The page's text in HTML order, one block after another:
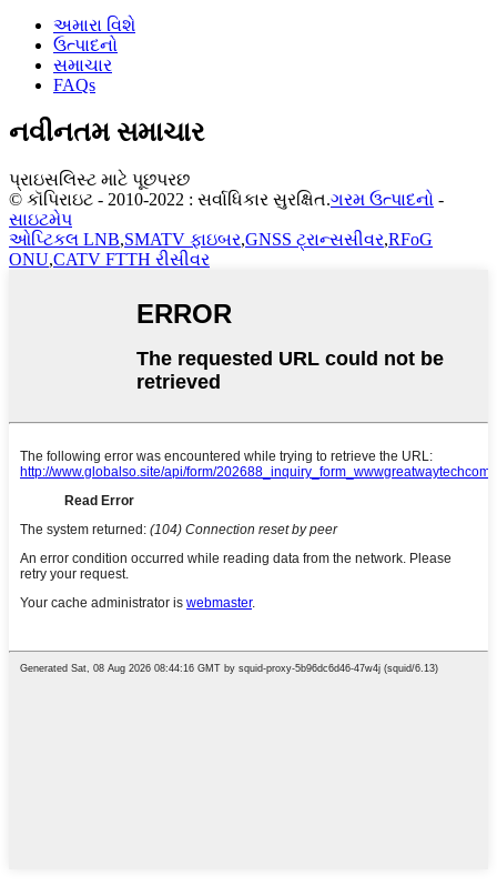
અમારા વિશે
ઉત્પાદનો
સમાચાર
FAQs
નવીનતમ સમાચાર
પ્રાઇસલિસ્ટ માટે પૂછપરછ
© કૉપિરાઇટ - 2010-2022 : સર્વાધિકાર સુરક્ષિત.ગરમ ઉત્પાદનો -
સાઇટમેપ
ઓપ્ટિકલ LNB,SMATV ફાઇબર,GNSS ટ્રાન્સસીવર,RFoG
ONU,CATV FTTH રીસીવર